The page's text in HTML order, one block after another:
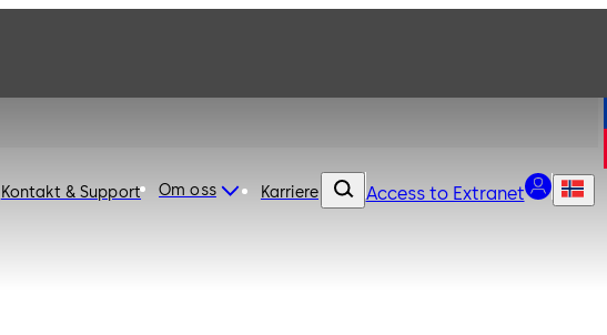
Kontakt & Support Om oss Karriere Access to Extranet